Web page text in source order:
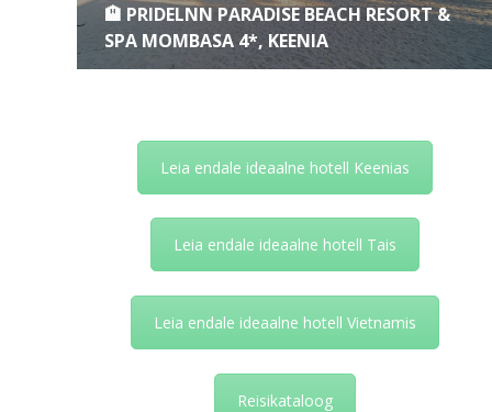
🏨 PRIDELNN PARADISE BEACH RESORT &
SPA MOMBASA 4*, KEENIA
Leia endale ideaalne hotell Keenias
Leia endale ideaalne hotell Tais
Leia endale ideaalne hotell Vietnamis
Reisikataloog